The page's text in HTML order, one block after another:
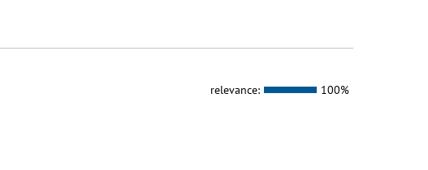
relevance: 100%